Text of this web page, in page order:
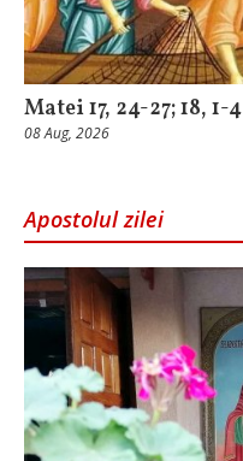
Matei 17, 24-27; 18, 1-4
08 Aug, 2026
Apostolul zilei